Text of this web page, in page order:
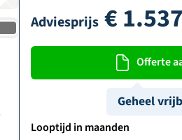
Adviesprijs €
Offerte
Geheel
Looptijd in maanden